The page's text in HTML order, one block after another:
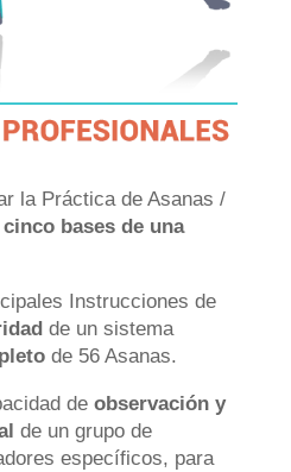
la Práctica de Asanas /
cinco bases de una
Instrucciones de
de un sistema
de 56 Asanas.
de observación y
de un grupo de
específicos, para